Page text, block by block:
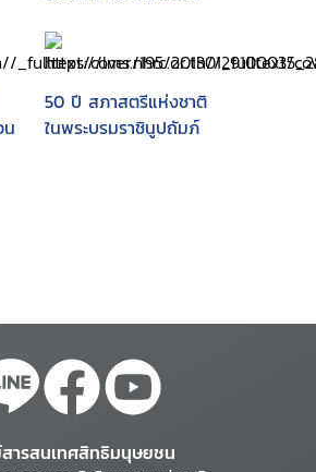
น
50 ปี สภาสตรีแห่งชาติ
ในพระบรมราชินูปถัมภ์
ารสนเทศสิทธิมนุษยชน